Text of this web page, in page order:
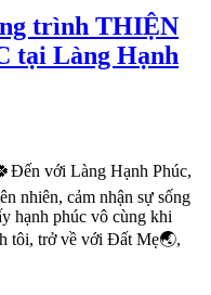
trình THIỆN
tại Làng Hạnh
với Làng Hạnh Phúc,
nhiên, cảm nhận sự sống
hạnh phúc vô cùng khi
tôi, trở về với Đất Mẹ🌏,